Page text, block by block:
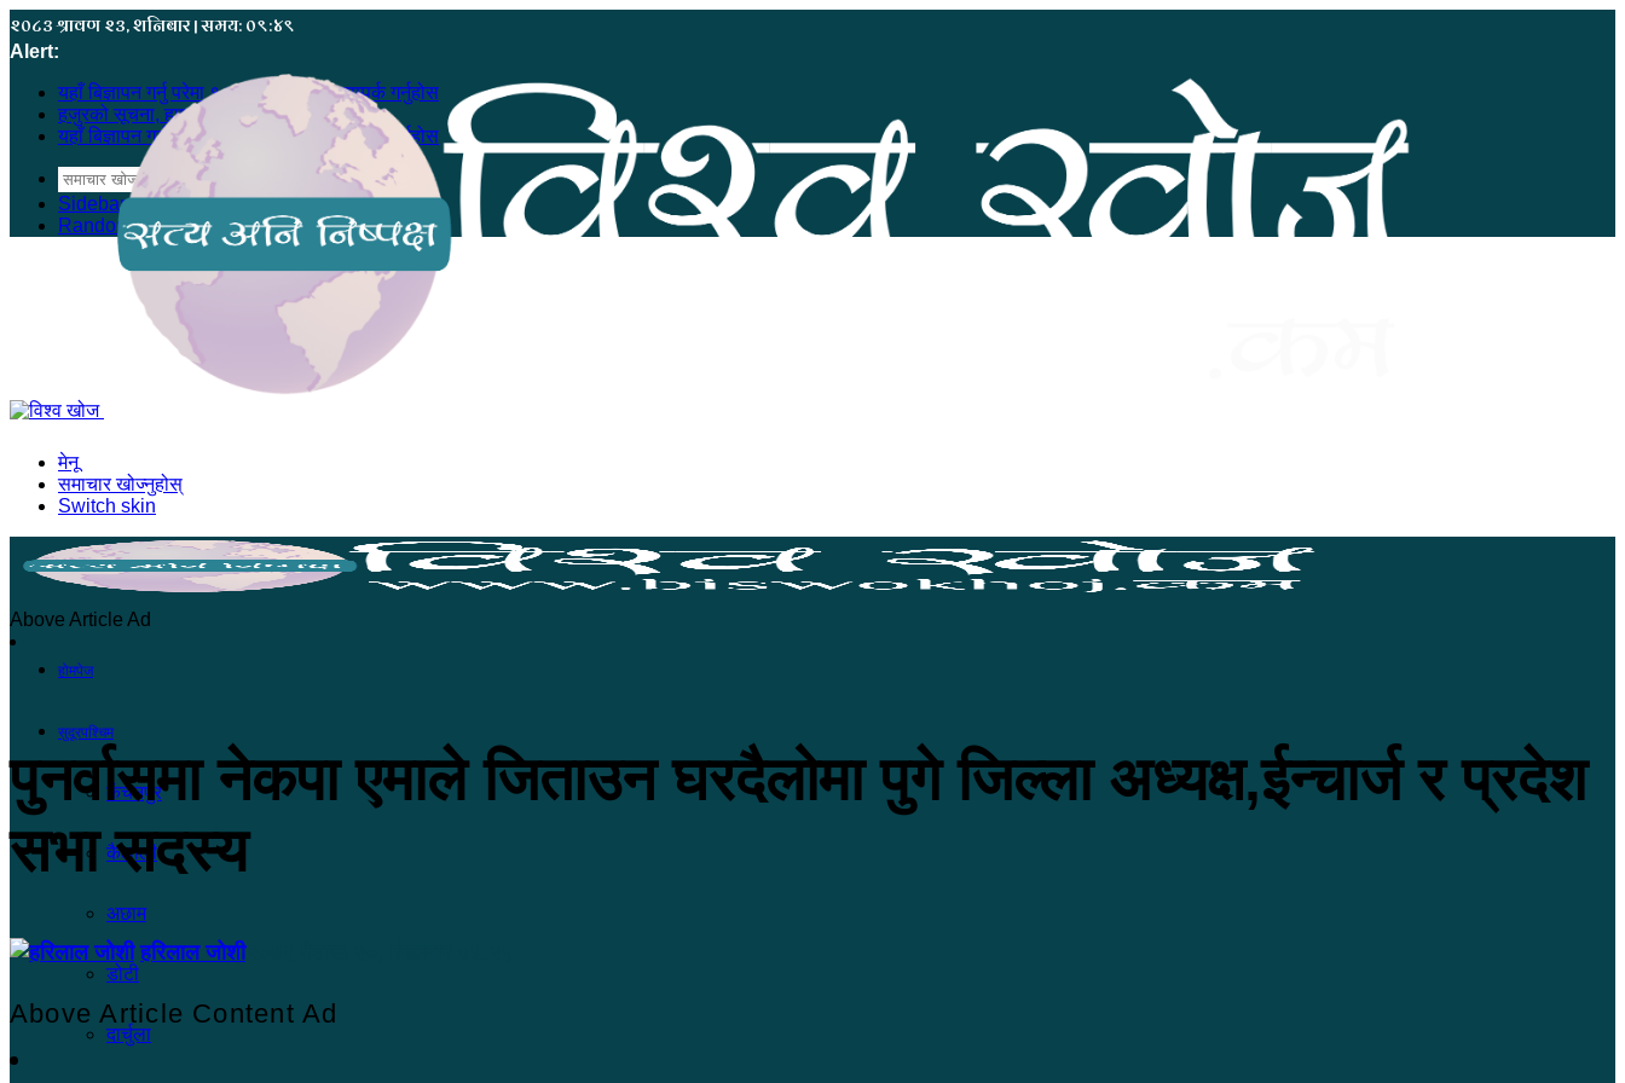
२०८३ श्रावण २३, शनिबार | समय: ०९:४९
Alert:
यहाँ बिज्ञापन गर्नु परेमा ९८६८५५५७८० मा सम्पर्क गर्नुहोस
हजुरको सूचना, हाम्रो खबर बन्न सक्छ
यहाँ बिज्ञापन गर्नु परेमा ९८६८५५५७८० मा सम्पर्क गर्नुहोस
समाचार खोज्नुहोस्
Sidebar
Random Article
मेनू
समाचार खोज्नुहोस्
Switch skin
होमपेज
सुदूरपश्चिम
कंचनपुर
कैलाली
अछाम
डोटी
दार्चुला
Above Article Ad
पुनर्वासमा नेकपा एमाले जिताउन घरदैलोमा पुगे जिल्ला अध्यक्ष,ईन्चार्ज र प्रदेश
सभा सदस्य
हरिलाल जोशी२०७९ बैशाख २०, मंगलवार ०६:२९
Above Article Content Ad